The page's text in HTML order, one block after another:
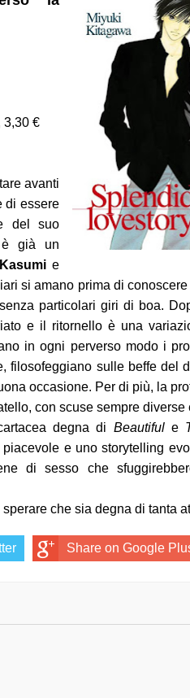
3,30 €
avanti
di essere
suo
già un
Kasumie
si amano prima di
particolari giri di boa.
e il ritornello è una
in ogni perverso modo i
filosofeggiano sulle beffe del
occasione. Per di più, la
con scuse sempre diverse
degna di Beautiful e
e uno storytelling
di sesso che
che sia degna di tanta
Share on Google